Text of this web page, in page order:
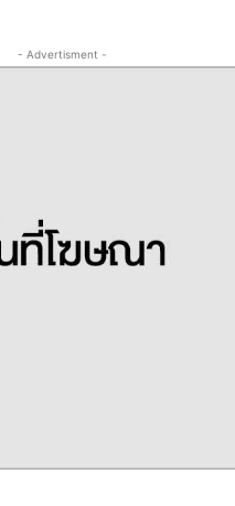
- Advertisment -